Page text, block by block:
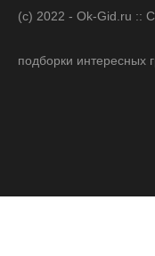
(c) 2022 - Ok-Gid.ru ::
подборки интересных